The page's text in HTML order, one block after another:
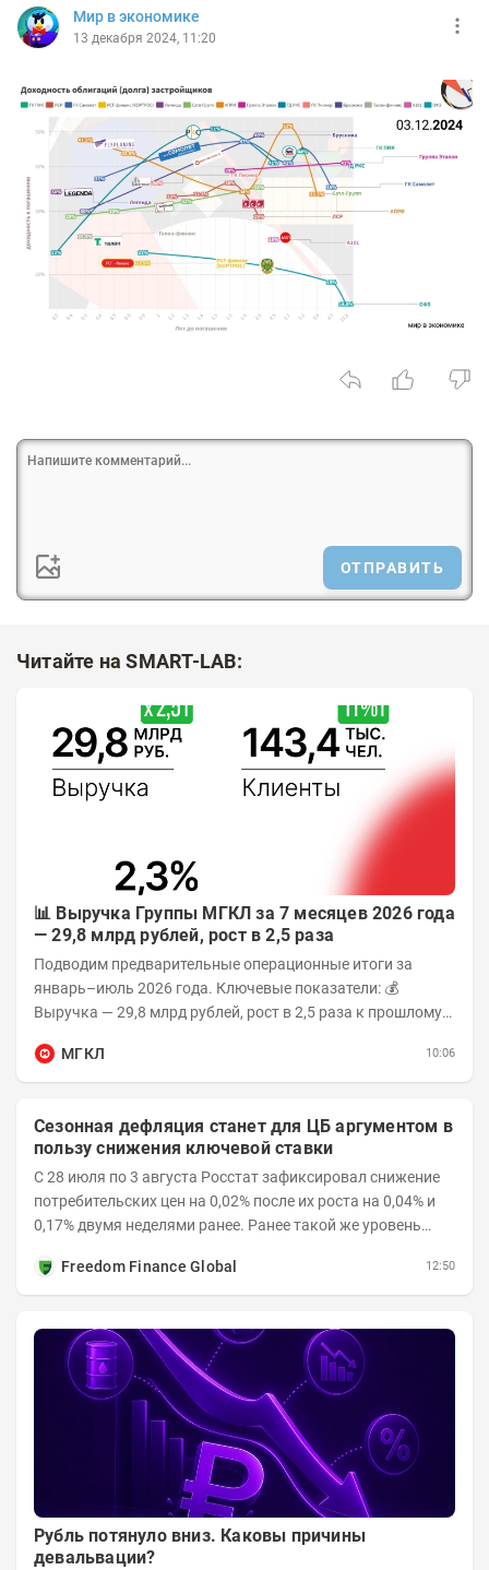
Мир в экономике
13 декабря 2024, 11:20
ОТПРАВИТЬ
Читайте на SMART-LAB:
📊 Выручка Группы МГКЛ за 7 месяцев 2026 года
— 29,8 млрд рублей, рост в 2,5 раза
Подводим предварительные операционные итоги за
январь–июль 2026 года. Ключевые показатели: 💰
Выручка — 29,8 млрд рублей, рост в 2,5 раза к прошлому
МГКЛ
10:06
Сезонная дефляция станет для ЦБ аргументом в
пользу снижения ключевой ставки
С 28 июля по 3 августа Росстат зафиксировал снижение
потребительских цен на 0,02% после их роста на 0,04% и
0,17% двумя неделями ранее. Ранее такой же уровень
Freedom Finance Global
12:50
Рубль потянуло вниз. Каковы причины
девальвации?